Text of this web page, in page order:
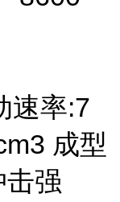
速率:7
成型
强